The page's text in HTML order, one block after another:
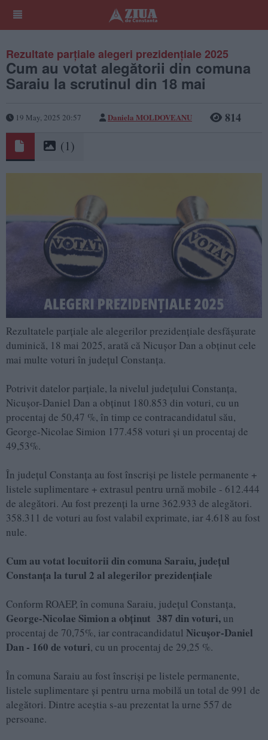
Rezultate parțiale alegeri prezidențiale 2025
Cum au votat alegătorii din comuna
Saraiu la scrutinul din 18 mai
19 May, 2025 20:57 Daniela MOLDOVEANU 814
(1)
Rezultatele parțiale ale alegerilor prezidențiale desfășurate
duminică, 18 mai 2025, arată că Nicușor Dan a obținut cele
mai multe voturi în județul Constanța.
Potrivit datelor parțiale, la nivelul județului Constanța,
Nicușor-Daniel Dan a obținut 180.853 din voturi, cu un
procentaj de 50,47 %, în timp ce contracandidatul său,
George-Nicolae Simion 177.458 voturi și un procentaj de
49,53%.
În județul Constanța au fost înscriși pe listele permanente +
listele suplimentare + extrasul pentru urnă mobile - 612.444
de alegători. Au fost prezenți la urne 362.933 de alegători.
358.311 de voturi au fost valabil exprimate, iar 4.618 au fost
nule.
Cum au votat locuitorii din comuna Saraiu, județul
Constanța la turul 2 al alegerilor prezidențiale
Conform ROAEP, în comuna Saraiu, județul Constanța,
George-Nicolae Simion a obținut 387 din voturi, un
procentaj de 70,75%, iar contracandidatul Nicușor-Daniel
Dan - 160 de voturi, cu un procentaj de 29,25 %.
În comuna Saraiu au fost înscriși pe listele permanente,
listele suplimentare și pentru urna mobilă un total de 991 de
alegători. Dintre aceștia s-au prezentat la urne 557 de
persoane.